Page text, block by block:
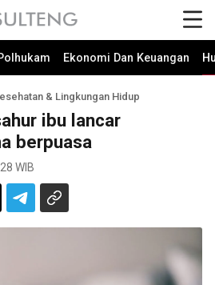
Ekonomi Dan Keuangan
& Lingkungan Hidup
ibu lancar
berpuasa
WIB